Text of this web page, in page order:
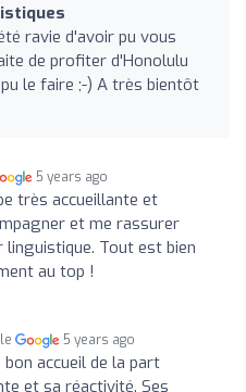
ravie d'avoir pu vous
de profiter d'Honolulu
le faire ;-) A très bientôt
5 years ago
très accueillante et
et me rassurer
Tout est bien
au top !
5 years ago
bon accueil de la part
et sa réactivité. Ses